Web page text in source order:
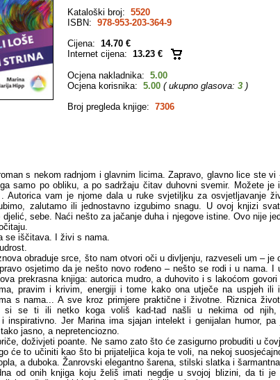
Kataloški broj: 5520
ISBN: 978-953-203-364-9
Cijena: 14.70 €
Internet cijena: 13.23 €
Ocjena nakladnika: 5.00
Ocjena korisnika: 5.00 ( ukupno glasova: 3 )
Broj pregleda knjige: 7306
s nekom radnjom i glavnim licima. Zapravo, glavno lice ste vi
samo po obliku, a po sadržaju čitav duhovni svemir. Možete je
Autorica vam je njome dala u ruke svjetiljku za osvjetljavanje
zalutamo ili jednostavno izgubimo snagu. U ovoj knjizi
sebe. Naći nešto za jačanje duha i njegove istine. Ovo nije
se iščitava. I živi s nama.
obraduje srce, što nam otvori oči u divljenju, razveseli um – je
osjetimo da je nešto novo rođeno – nešto se rodi i u nama. I
prekrasna knjiga: autorica mudro, a duhovito i s lakoćom
pravim i krivim, energiji i tome kako ona utječe na uspjeh ili
s nama... A sve kroz primjere praktične i životne. Riznica
si se ti ili netko koga voliš kad-tad našli u nekima od njih,
i inspirativno. Jer Marina ima sjajan intelekt i genijalan humor,
jasno, a nepretenciozno.
doživjeti poante. Ne samo zato što će zasigurno probuditi u
će to učiniti kao što bi prijateljica koja te voli, na nekoj
a duboka. Žanrovski elegantno šarena, stilski slatka i
od onih knjiga koju želiš imati negdje u svojoj blizini, da ti je